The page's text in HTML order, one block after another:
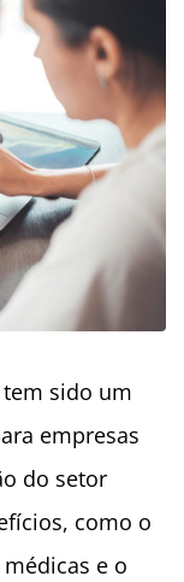
sido um
empresas
do setor
como o
e o